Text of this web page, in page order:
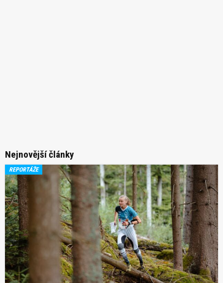
Nejnovější články
REPORTÁŽE